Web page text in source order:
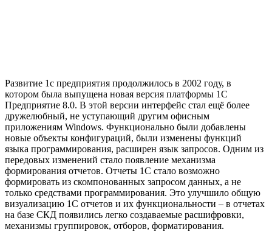
Развитие 1с предприятия продолжилось в 2002 году, в
котором была выпущена новая версия платформы 1С
Предприятие 8.0. В этой версии интерфейс стал ещё более
дружелюбный, не уступающий другим офисным
приложениям Windows. Функционально были добавлены
новые объекты конфигураций, были изменены функций
языка программирования, расширен язык запросов. Одним из
передовых изменений стало появление механизма
формирования отчетов. Отчеты 1С стало возможно
формировать из скомпонованных запросом данных, а не
только средствами программирования. Это улучшило общую
визуализацию 1С отчетов и их функциональности – в отчетах
на базе СКД появились легко создаваемые расшифровки,
механизмы группировок, отборов, форматирования.